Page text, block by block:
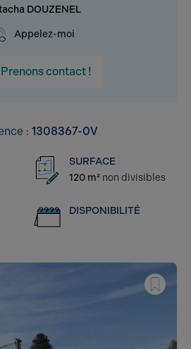
DOUZENEL
Appelez-moi
Prenons contact !
: 1308367-0V
SURFACE
120 m² non divisibles
DISPONIBILITÉ